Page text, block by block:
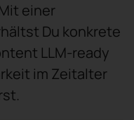
einer
Du konkrete
LLM-ready
im Zeitalter